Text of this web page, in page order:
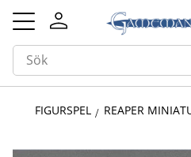
Meny
FIGURSPEL REAPER